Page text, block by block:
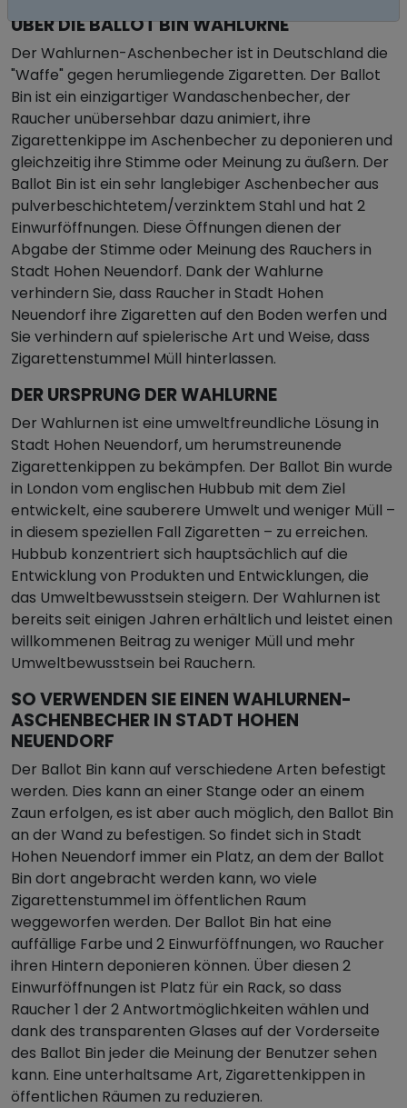
ÜBER DIE BALLOT BIN WAHLURNE
Der Wahlurnen-Aschenbecher ist in Deutschland die
"Waffe" gegen herumliegende Zigaretten. Der Ballot
Bin ist ein einzigartiger Wandaschenbecher, der
Raucher unübersehbar dazu animiert, ihre
Zigarettenkippe im Aschenbecher zu deponieren und
gleichzeitig ihre Stimme oder Meinung zu äußern. Der
Ballot Bin ist ein sehr langlebiger Aschenbecher aus
pulverbeschichtetem/verzinktem Stahl und hat 2
Einwurföffnungen. Diese Öffnungen dienen der
Abgabe der Stimme oder Meinung des Rauchers in
Stadt Hohen Neuendorf. Dank der Wahlurne
verhindern Sie, dass Raucher in Stadt Hohen
Neuendorf ihre Zigaretten auf den Boden werfen und
Sie verhindern auf spielerische Art und Weise, dass
Zigarettenstummel Müll hinterlassen.
DER URSPRUNG DER WAHLURNE
Der Wahlurnen ist eine umweltfreundliche Lösung in
Stadt Hohen Neuendorf, um herumstreunende
Zigarettenkippen zu bekämpfen. Der Ballot Bin wurde
in London vom englischen Hubbub mit dem Ziel
entwickelt, eine sauberere Umwelt und weniger Müll –
in diesem speziellen Fall Zigaretten – zu erreichen.
Hubbub konzentriert sich hauptsächlich auf die
Entwicklung von Produkten und Entwicklungen, die
das Umweltbewusstsein steigern. Der Wahlurnen ist
bereits seit einigen Jahren erhältlich und leistet einen
willkommenen Beitrag zu weniger Müll und mehr
Umweltbewusstsein bei Rauchern.
SO VERWENDEN SIE EINEN WAHLURNEN-
ASCHENBECHER IN STADT HOHEN
NEUENDORF
Der Ballot Bin kann auf verschiedene Arten befestigt
werden. Dies kann an einer Stange oder an einem
Zaun erfolgen, es ist aber auch möglich, den Ballot Bin
an der Wand zu befestigen. So findet sich in Stadt
Hohen Neuendorf immer ein Platz, an dem der Ballot
Bin dort angebracht werden kann, wo viele
Zigarettenstummel im öffentlichen Raum
weggeworfen werden. Der Ballot Bin hat eine
auffällige Farbe und 2 Einwurföffnungen, wo Raucher
ihren Hintern deponieren können. Über diesen 2
Einwurföffnungen ist Platz für ein Rack, so dass
Raucher 1 der 2 Antwortmöglichkeiten wählen und
dank des transparenten Glases auf der Vorderseite
des Ballot Bin jeder die Meinung der Benutzer sehen
kann. Eine unterhaltsame Art, Zigarettenkippen in
öffentlichen Räumen zu reduzieren.